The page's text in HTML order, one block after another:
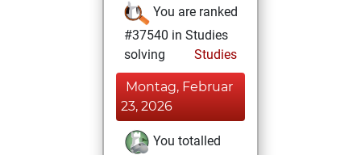
You are ranked
#37540 in Studies
solving
Studies
Montag, Februar
23, 2026
You totalled